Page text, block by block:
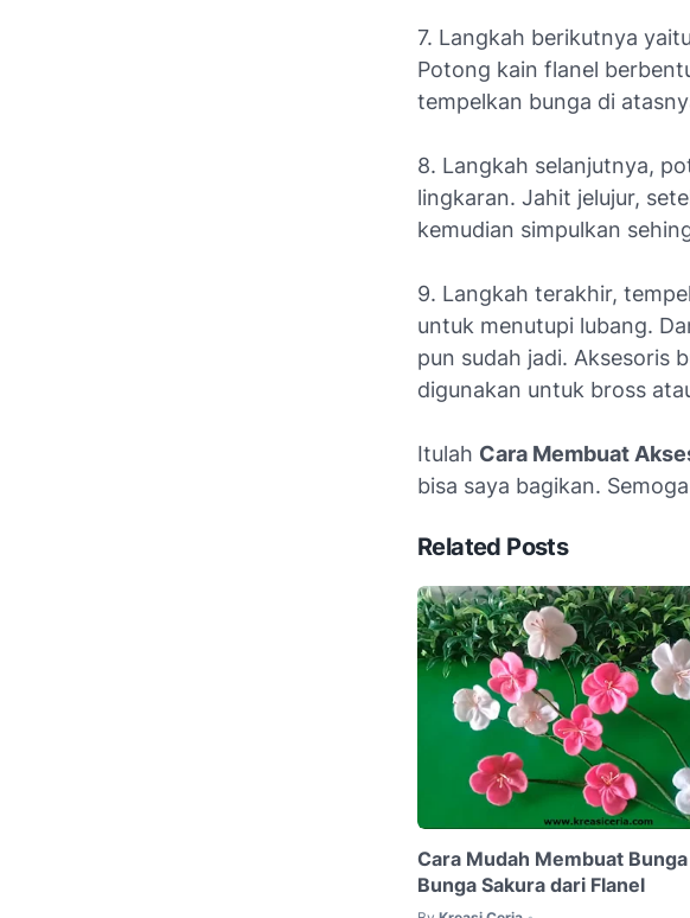
7. Langkah berikutnya
Potong kain flanel
tempelkan bunga di
8. Langkah selanjutnya,
lingkaran. Jahit jelujur,
kemudian simpulkan
9. Langkah terakhir,
untuk menutupi lubang.
pun sudah jadi. Aksesoris
digunakan untuk bross
Itulah Cara Membuat
bisa saya bagikan.
Related Posts
Cara Mudah Membuat
Bunga Sakura dari Flanel